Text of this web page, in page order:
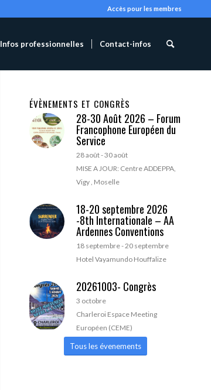
Accès pour les membres
Infos professionnelles Contact-infos
ÉVÈNEMENTS ET CONGRÈS
28-30 Août 2026 – Forum
Francophone Européen du
Service
28 août-30 août
MISE A JOUR: Centre ADDEPPA,
Vigy , Moselle
18-20 septembre 2026
-8th Internationale – AA
Ardennes Conventions
18 septembre-20 septembre
Hotel Vayamundo Houffalize
20261003- Congrès
3 octobre
Charleroi Espace Meeting
Européen (CEME)
Tous les évenements